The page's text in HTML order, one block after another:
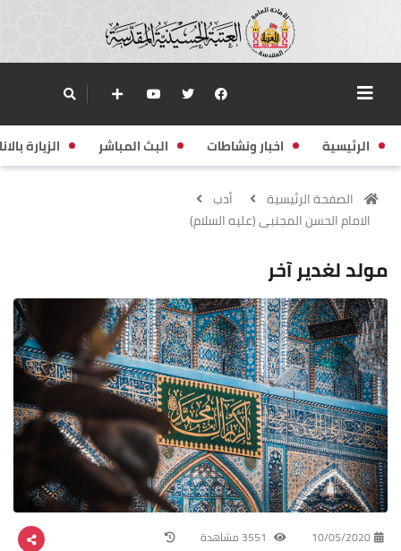
الرئيسية اخبار ونشاطات البث المباشر الزيارة
الصفحة الرئيسية
أدب
الامام الحسن المجتبى (عليه السلام)
مولد لغدير آخر
10/05/2020